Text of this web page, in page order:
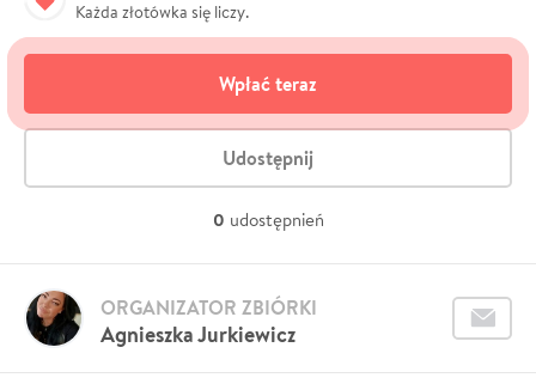
Każda złotówka się liczy.
Wpłać teraz
Udostępnij
0 udostępnień
Agnieszka Jurkiewicz
ORGANIZATOR ZBIÓRKI